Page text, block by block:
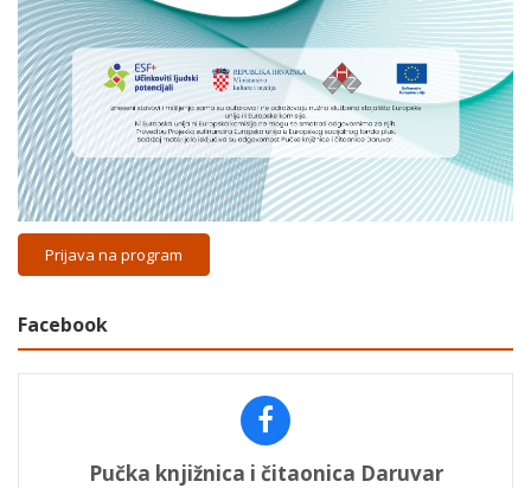
Prijava na program
Facebook
Pučka knjižnica i čitaonica Daruvar